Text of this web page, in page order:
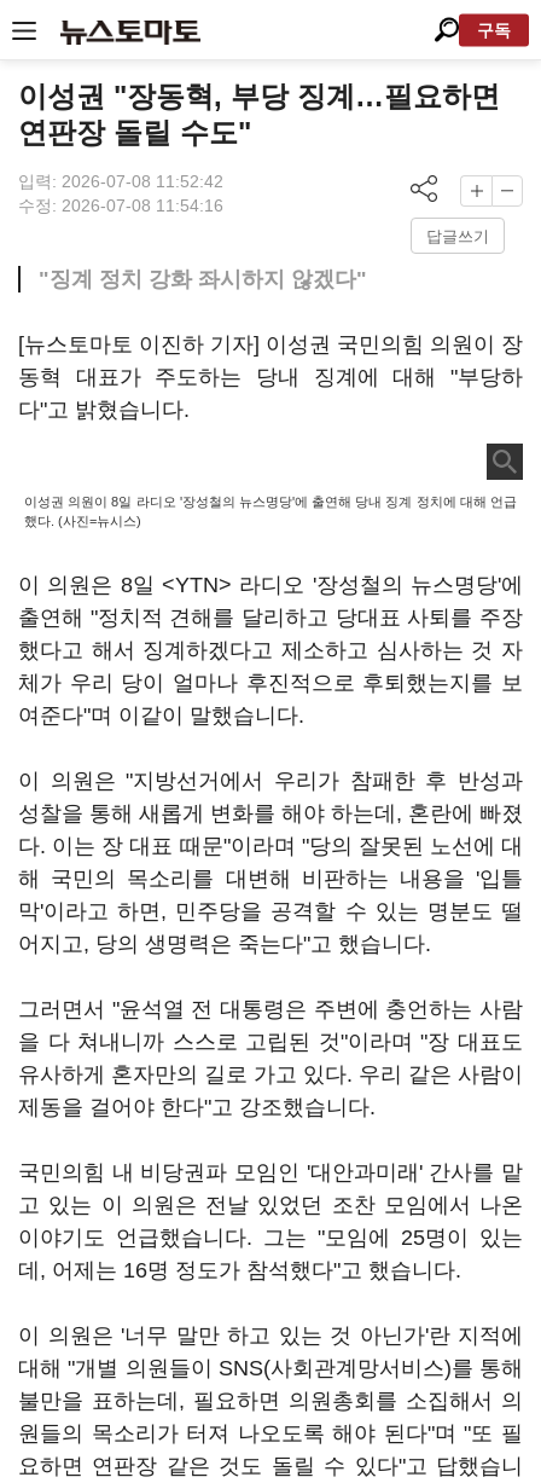
구독
이성권 "장동혁, 부당 징계…필요하면
연판장 돌릴 수도"
입력: 2026-07-08 11:52:42
수정: 2026-07-08 11:54:16
답글쓰기
"징계 정치 강화 좌시하지 않겠다"
[뉴스토마토 이진하 기자] 이성권 국민의힘 의원이 장
동혁 대표가 주도하는 당내 징계에 대해 "부당하
다"고 밝혔습니다.
이성권 의원이 8일 라디오 '장성철의 뉴스명당'에 출연해 당내 징계 정치에 대해 언급
했다. (사진=뉴시스)
이 의원은 8일 <YTN> 라디오 '장성철의 뉴스명당'에
출연해 "정치적 견해를 달리하고 당대표 사퇴를 주장
했다고 해서 징계하겠다고 제소하고 심사하는 것 자
체가 우리 당이 얼마나 후진적으로 후퇴했는지를 보
여준다"며 이같이 말했습니다.
이 의원은 "지방선거에서 우리가 참패한 후 반성과
성찰을 통해 새롭게 변화를 해야 하는데, 혼란에 빠졌
다. 이는 장 대표 때문"이라며 "당의 잘못된 노선에 대
해 국민의 목소리를 대변해 비판하는 내용을 '입틀
막'이라고 하면, 민주당을 공격할 수 있는 명분도 떨
어지고, 당의 생명력은 죽는다"고 했습니다.
그러면서 "윤석열 전 대통령은 주변에 충언하는 사람
을 다 쳐내니까 스스로 고립된 것"이라며 "장 대표도
유사하게 혼자만의 길로 가고 있다. 우리 같은 사람이
제동을 걸어야 한다"고 강조했습니다.
국민의힘 내 비당권파 모임인 '대안과미래' 간사를 맡
고 있는 이 의원은 전날 있었던 조찬 모임에서 나온
이야기도 언급했습니다. 그는 "모임에 25명이 있는
데, 어제는 16명 정도가 참석했다"고 했습니다.
이 의원은 '너무 말만 하고 있는 것 아닌가'란 지적에
대해 "개별 의원들이 SNS(사회관계망서비스)를 통해
불만을 표하는데, 필요하면 의원총회를 소집해서 의
원들의 목소리가 터져 나오도록 해야 된다"며 "또 필
요하면 연판장 같은 것도 돌릴 수 있다"고 답했습니